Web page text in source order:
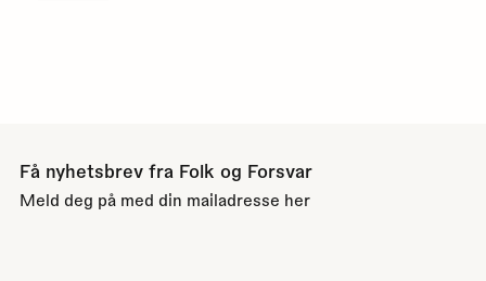
Få nyhetsbrev fra Folk og Forsvar
Meld deg på med din mailadresse her